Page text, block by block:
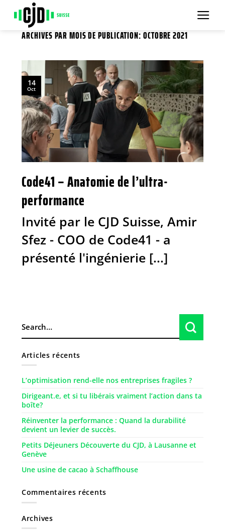
contenu
ARCHIVES PAR MOIS DE PUBLICATION:OCTOBRE 2021
Code41 – Anatomie de l’ultra-
performance
Invité par le CJD Suisse, Amir
Sfez - COO de Code41 - a
présenté l'ingénierie [...]
14
Oct
Articles récents
L’optimisation rend-elle nos entreprises fragiles ?
Dirigeant.e, et si tu libérais vraiment l’action dans ta
boîte?
Réinventer la performance : Quand la durabilité
devient un levier de succès.
Petits Déjeuners Découverte du CJD, à Lausanne et
Genève
Une usine de cacao à Schaffhouse
Commentaires récents
Archives